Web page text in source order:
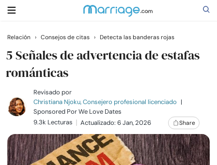
Buscar
Casarse
Relaciones
Familia
Relación › Consejos de citas › Detecta las banderas rojas
5 Señales de advertencia de estafas
románticas
Revisado por
Christiana Njoku, Consejero profesional licenciado |
Sponsored PorWe Love Dates
9.3k Lecturas
Actualizado: 6 Jan, 2026 Share